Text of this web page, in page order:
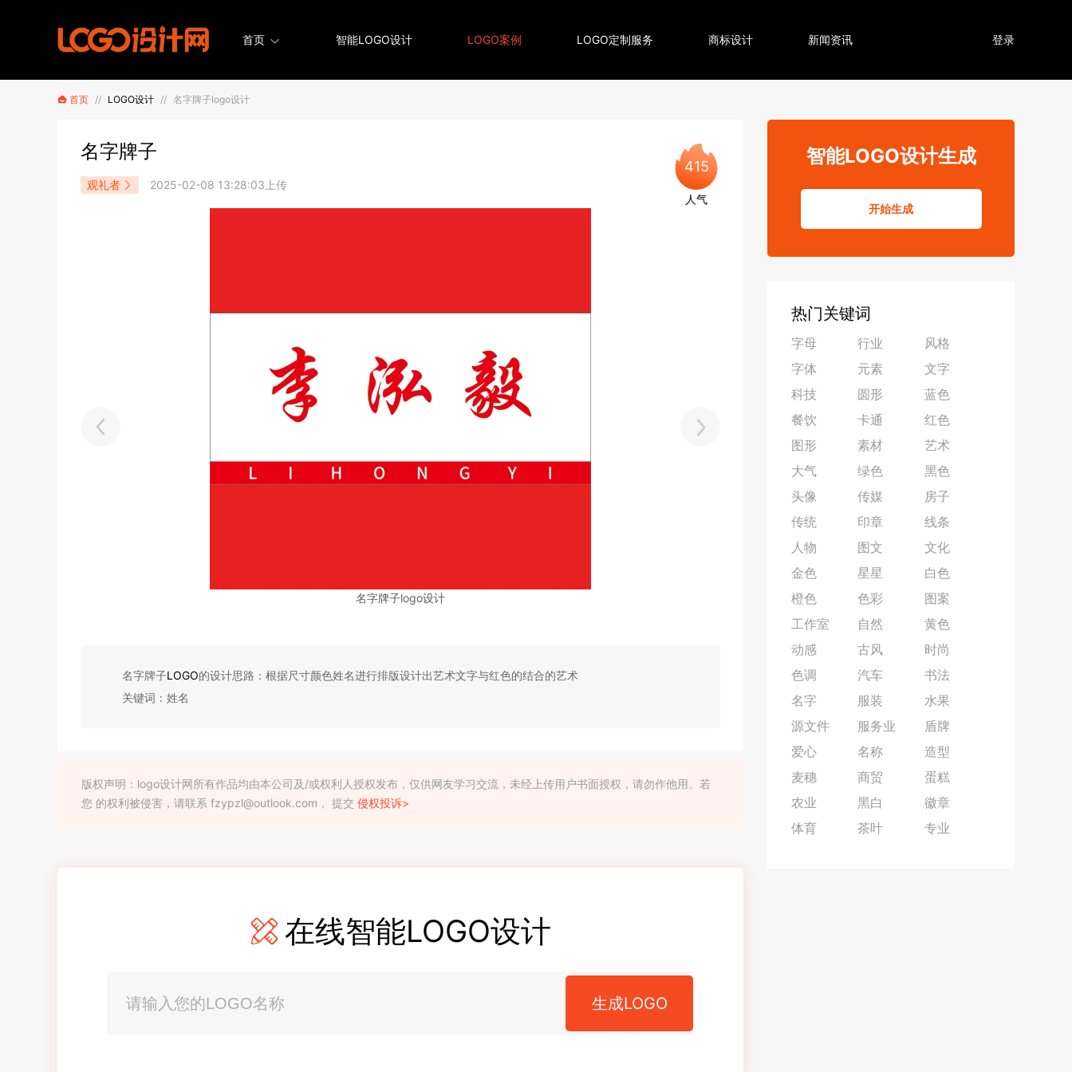
首页 智能LOGO设计 LOGO案例 LOGO定制服务 商标设计 新闻资讯 登录
首页 // LOGO设计 // 名字牌子logo设计
名字牌子
观礼者 2025-02-08 13:28:03上传
415
人气
名字牌子logo设计
名字牌子LOGO的设计思路：根据尺寸颜色姓名进行排版设计出艺术文字与红色的结合的艺术
关键词：姓名
版权声明：logo设计网所有作品均由本公司及/或权利人授权发布，仅供网友学习交流，未经上传用户书面授权，请勿作他用。若
您 的权利被侵害，请联系 fzypzl@outlook.com， 提交 侵权投诉>
在线智能LOGO设计
生成LOGO
智能LOGO设计生成
开始生成
热门关键词
字母 行业
风格
字体
元素
文字
科技
圆形
蓝色
餐饮
卡通
红色
图形
素材
艺术
大气
绿色
黑色
头像
传媒
房子
传统
印章
线条
人物
图文
文化
金色
星星
白色
橙色
色彩
图案
工作室
自然
黄色
动感
古风
时尚
色调
汽车
书法
名字
服装
水果
源文件
服务业
盾牌
爱心
名称
造型
麦穗
商贸
蛋糕
农业
黑白
徽章
体育
茶叶 专业